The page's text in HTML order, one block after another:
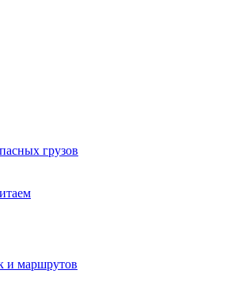
грузов
и маршрутов